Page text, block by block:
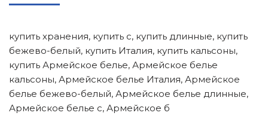
купить хранения, купить с, купить длинные, купить
бежево-белый, купить Италия, купить кальсоны,
купить Армейское белье, Армейское белье
кальсоны, Армейское белье Италия, Армейское
белье бежево-белый, Армейское белье длинные,
Армейское белье с, Армейское б